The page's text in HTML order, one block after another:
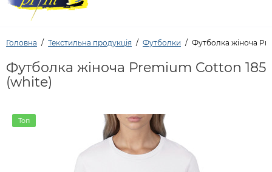
Головна Текстильна продукція Футболки Футболка жіноча
Футболка жіноча Premium Cotton 185
(white)
Топ